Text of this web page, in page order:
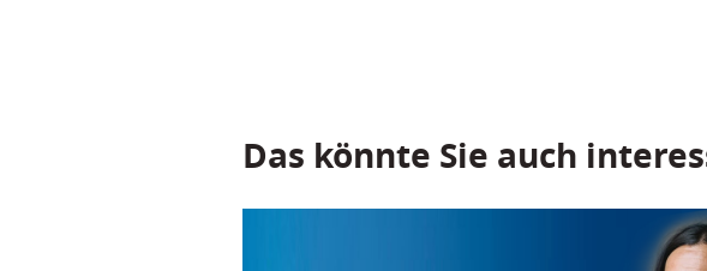
Das könnte Sie auch